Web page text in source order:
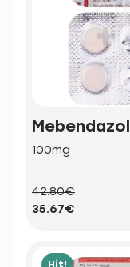
Mebendazol
100mg
42.80€
35.67€
Hit!